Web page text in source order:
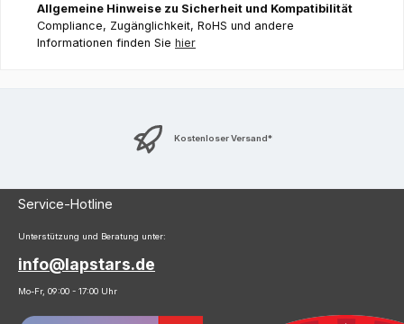
Allgemeine Hinweise zu Sicherheit und Kompatibilität
Compliance, Zugänglichkeit, RoHS und andere
Informationen finden Sie hier
Kostenloser Versand*
Service-Hotline
Unterstützung und Beratung unter:
info@lapstars.de
Mo-Fr, 09:00 - 17:00 Uhr